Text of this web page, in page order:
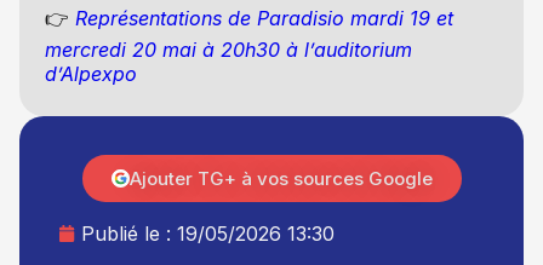
👉 Représentations de Paradisio mardi 19 et
mercredi 20 mai à 20h30 à l’auditorium
d’Alpexpo
Publié le : 19/05/2026 13:30
Ajouter TG+ à vos sources Google